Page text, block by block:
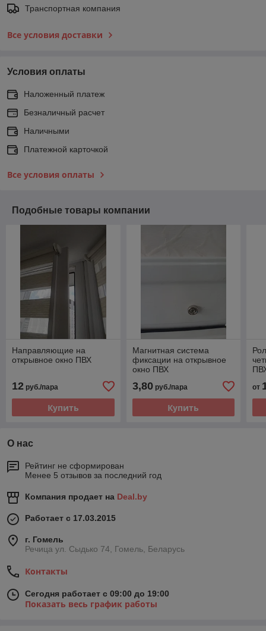
Транспортная компания
Все условия доставки
Условия оплаты
Наложенный платеж
Безналичный расчет
Наличными
Платежной карточкой
Все условия оплаты
Подобные товары компании
Направляющие на
открывное окно ПВХ
12 руб./пара
Купить
Магнитная система
фиксации на открывное
окно ПВХ
3,80руб./пара
Купить
от
О нас
Рейтинг не сформирован
Менее 5 отзывов за последний год
Компания продает на Deal.by
Работает с 17.03.2015
г. Гомель
Речица ул. Сыдько 74, Гомель, Беларусь
Контакты
Сегодня работает с 09:00 до 19:00
Показать весь график работы